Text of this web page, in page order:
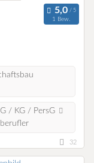
1 Bew.
/ KG / PersG
32